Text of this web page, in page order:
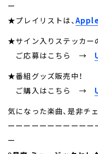
ー
★プレイリストは、
★サイン入りステッカー
ご応募はこちら →
★番組グッズ販売中！
ご購入はこちら →
気になった楽曲、是非チ
ーーーーーーーーーー
ー